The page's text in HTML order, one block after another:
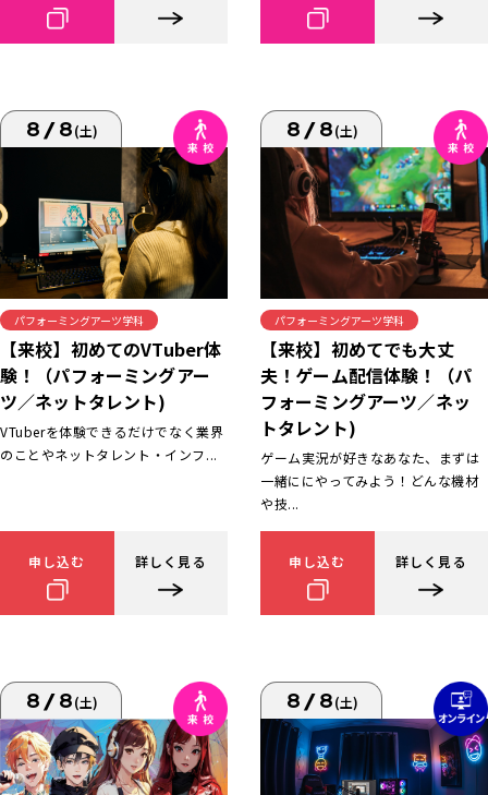
8/8(土)
パフォーミングアーツ学科
【来校】初めてのVTuber体
験！（パフォーミングアー
ツ／ネットタレント)
VTuberを体験できるだけでなく業界
のことやネットタレント・インフ...
申し込む 詳しく見る
8/8(土)
パフォーミングアーツ学科
【来校】初めてでも大丈
夫！ゲーム配信体験！（パ
フォーミングアーツ／ネッ
トタレント)
ゲーム実況が好きなあなた、まずは
一緒ににやってみよう！どんな機材
や技...
申し込む 詳しく見る
8/8(土) 8/8(土)